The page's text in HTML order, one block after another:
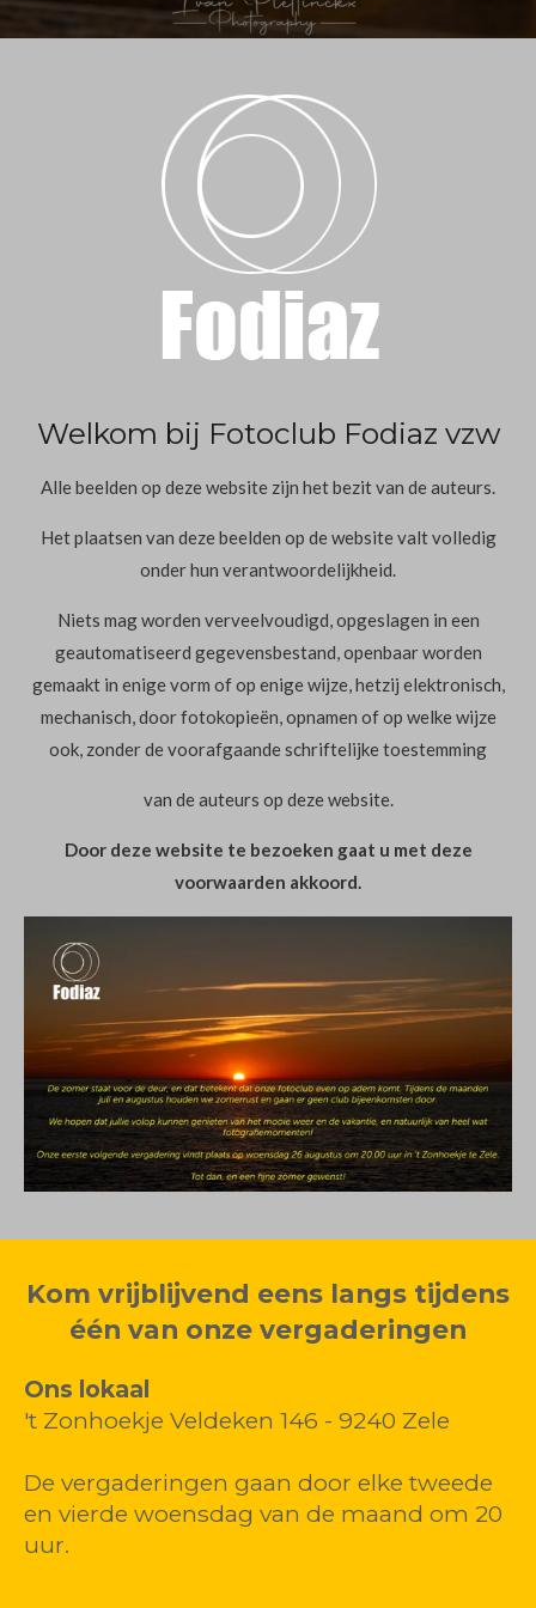
Welkom bij Fotoclub Fodiaz vzw
Alle beelden op deze website zijn het bezit van de auteurs.
Het plaatsen van deze beelden op de website valt volledig
onder hun verantwoordelijkheid.
Niets mag worden verveelvoudigd, opgeslagen in een
geautomatiseerd gegevensbestand, openbaar worden
gemaakt in enige vorm of op enige wijze, hetzij elektronisch,
mechanisch, door fotokopieën, opnamen of op welke wijze
ook, zonder de voorafgaande schriftelijke toestemming
van de auteurs op deze website.
Door deze website te bezoeken gaat u met deze
voorwaarden akkoord.
Kom vrijblijvend eens langs tijdens
één van onze vergaderingen
Ons lokaal
't Zonhoekje Veldeken 146 - 9240 Zele
De vergaderingen gaan door elke tweede
en vierde woensdag van de maand om 20
uur.